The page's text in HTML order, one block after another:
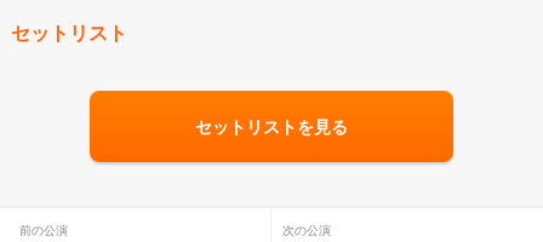
セットリスト
セットリストを見る
前の公演 次の公演